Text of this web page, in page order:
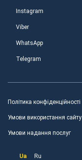
Instagram
Viber
WhatsApp
Telegram
Політика конфіденційності
Умови використання сайту
Умови надання послуг
Ua Ru